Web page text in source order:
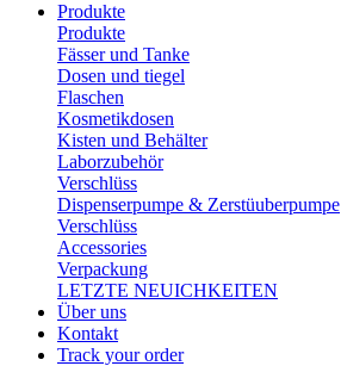
Produkte
Produkte
Fässer und Tanke
Dosen und tiegel
Flaschen
Kosmetikdosen
Kisten und Behälter
Laborzubehör
Verschlüss
Dispenserpumpe & Zerstüuberpumpe
Verschlüss
Accessories
Verpackung
LETZTE NEUICHKEITEN
Über uns
Kontakt
Track your order